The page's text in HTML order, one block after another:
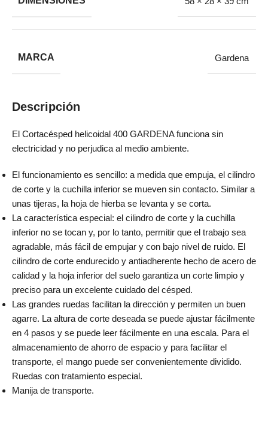
MARCA Gardena
Descripción
El Cortacésped helicoidal 400 GARDENA funciona sin
electricidad y no perjudica al medio ambiente.
El funcionamiento es sencillo: a medida que empuja, el cilindro
de corte y la cuchilla inferior se mueven sin contacto. Similar a
unas tijeras, la hoja de hierba se levanta y se corta.
La característica especial: el cilindro de corte y la cuchilla
inferior no se tocan y, por lo tanto, permitir que el trabajo sea
agradable, más fácil de empujar y con bajo nivel de ruido. El
cilindro de corte endurecido y antiadherente hecho de acero de
calidad y la hoja inferior del suelo garantiza un corte limpio y
preciso para un excelente cuidado del césped.
Las grandes ruedas facilitan la dirección y permiten un buen
agarre. La altura de corte deseada se puede ajustar fácilmente
en 4 pasos y se puede leer fácilmente en una escala. Para el
almacenamiento de ahorro de espacio y para facilitar el
transporte, el mango puede ser convenientemente dividido.
Ruedas con tratamiento especial.
Manija de transporte.